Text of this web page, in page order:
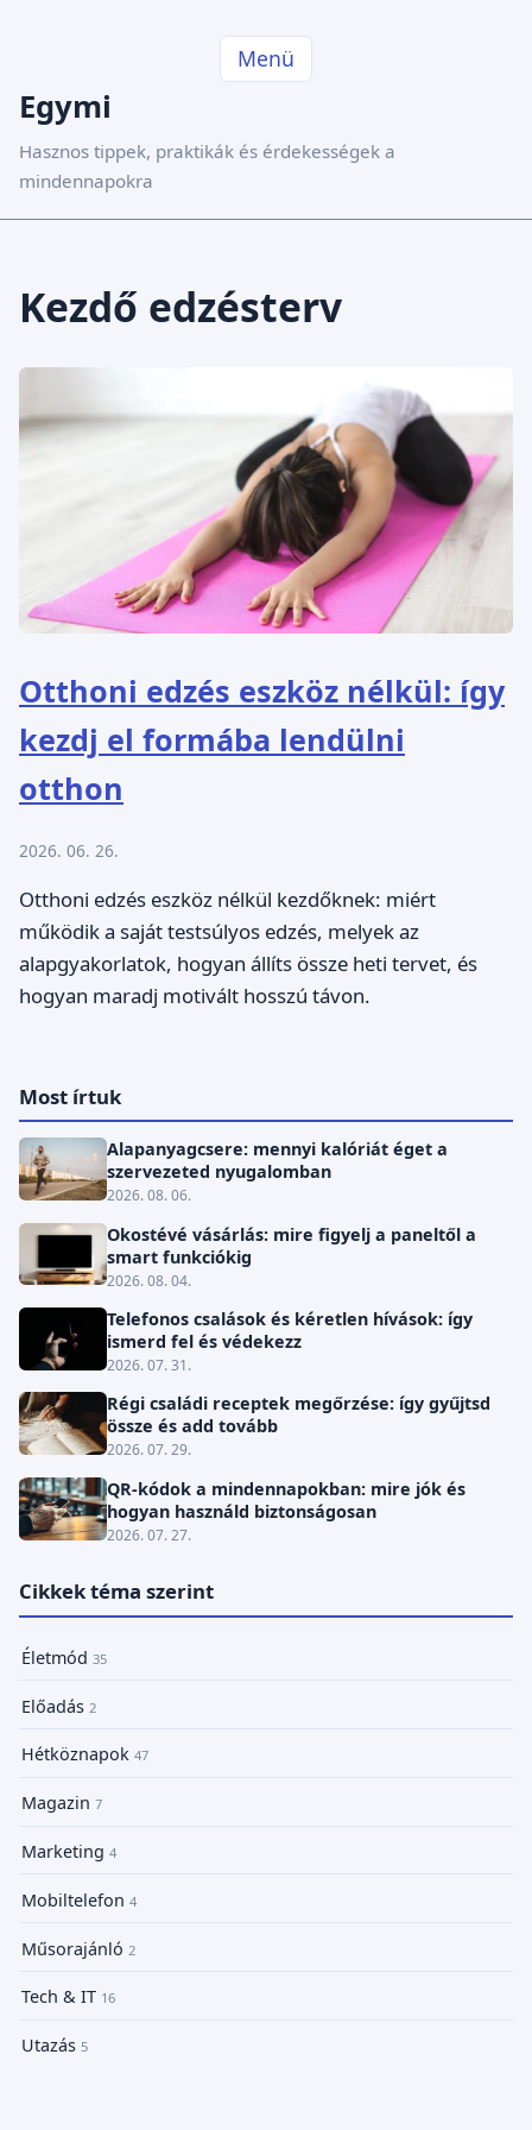
Menü
Egymi
Hasznos tippek, praktikák és érdekességek a
mindennapokra
Kezdő edzésterv
Otthoni edzés eszköz nélkül: így
kezdj el formába lendülni
otthon
2026. 06. 26.
Otthoni edzés eszköz nélkül kezdőknek: miért
működik a saját testsúlyos edzés, melyek az
alapgyakorlatok, hogyan állíts össze heti tervet, és
hogyan maradj motivált hosszú távon.
Most írtuk
Alapanyagcsere: mennyi kalóriát éget a
szervezeted nyugalomban
2026. 08. 06.
Okostévé vásárlás: mire figyelj a paneltől a
smart funkciókig
2026. 08. 04.
Telefonos csalások és kéretlen hívások: így
ismerd fel és védekezz
2026. 07. 31.
Régi családi receptek megőrzése: így gyűjtsd
össze és add tovább
2026. 07. 29.
QR-kódok a mindennapokban: mire jók és
hogyan használd biztonságosan
2026. 07. 27.
Cikkek téma szerint
Életmód 35
Előadás 2
Hétköznapok 47
Magazin 7
Marketing 4
Mobiltelefon 4
Műsorajánló 2
Tech & IT 16
Utazás 5